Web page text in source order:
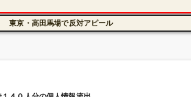
東京・高田馬場で反対アピール